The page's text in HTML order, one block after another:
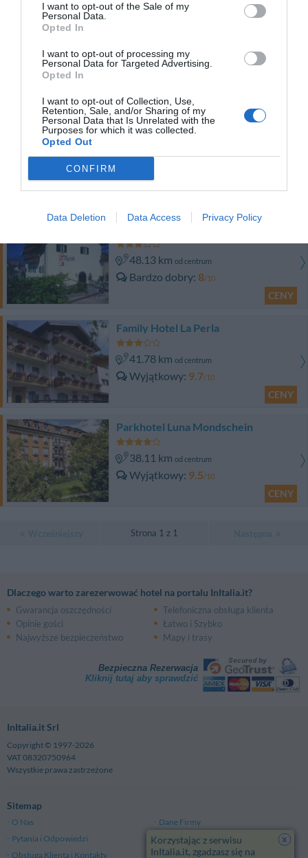
I want to opt-out of the Sale of my
Personal Data.
Opted In
I want to opt-out of processing my
Personal Data for Targeted Advertising.
Opted In
I want to opt-out of Collection, Use,
Retention, Sale, and/or Sharing of my
Personal Data that Is Unrelated with the
Purposes for which it was collected.
Opted Out
CONFIRM
Data Deletion Data Access Privacy Policy
41.54 kmod centrum
Hotel Elefant
48.03 km
Fantastyczny
48.13 km od centrum
Bardzo dobry 8/10
CENY
Family Hotel La Perla
41.78 km od centrum
Wyjątkowy 9.7/10
CENY
Parkhotel Luna Mondschein
38.11 km od centrum
Wyjątkowy 9.5/10
CENY
Strona 1 z 1
Dlaczego warto zarezerwować hotel na portalu InItalia.it?
Gwarancja oszczędności
Telefoniczna obsługa klienta
Opinie gości
Łatwo i Szybko
Najwyższe bezpieczeństwo
Mapy i trasy
Bezpieczna Rezerwacja
Kliknij tutaj aby sprawdzić
InItalia.it Srl
Copyright © 1997-2026
VAT 08320750964
Wszystkie prawa zastrzeżone
Sitemap
O Nas
Dane Firmy
Pytania i Odpowiedzi
Polityka Prywatności
Obsługa Klienta i Kontakty
Ogólne Warunki Handlowe
x
Korzystając z serwisu
InItalia.it, zgadzasz się na